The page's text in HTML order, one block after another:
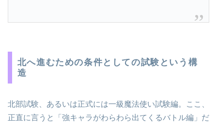
北へ進むための条件としての試験という構
造
北部試験、あるいは正式には一級魔法使い試験編。ここ、
正直に言うと「強キャラがわらわら出てくるバトル編」だ